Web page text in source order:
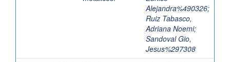
Alejandra%490326;
Ruiz Tabasco,
Adriana Noemi;
Sandoval Gio,
Jesus%297308